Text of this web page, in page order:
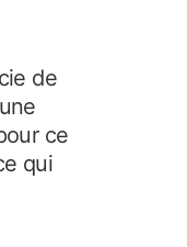
de
ce
qui